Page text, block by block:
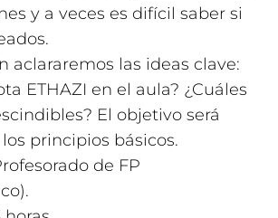
y a veces es difícil saber si
aclararemos las ideas clave:
ETHAZI en el aula? ¿Cuáles
El objetivo será
principios básicos.
de FP